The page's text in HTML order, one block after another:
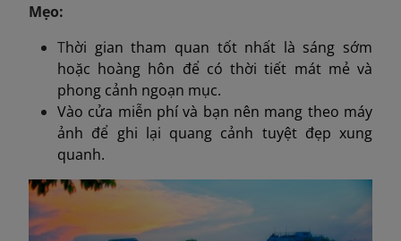
Mẹo:
Thời gian tham quan tốt nhất là sáng sớm
hoặc hoàng hôn để có thời tiết mát mẻ và
phong cảnh ngoạn mục.
Vào cửa miễn phí và bạn nên mang theo máy
ảnh để ghi lại quang cảnh tuyệt đẹp xung
quanh.